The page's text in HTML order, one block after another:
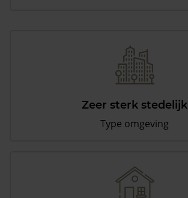
Zeer sterk stedelijk
Type omgeving